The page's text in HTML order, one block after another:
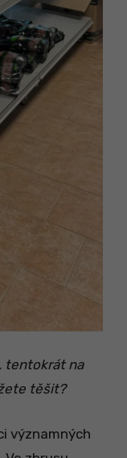
, tentokrát na
těšit?
významných